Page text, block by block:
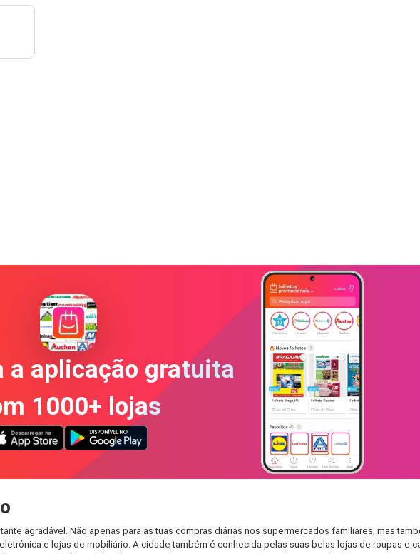
a aplicação gratuita
1000+ lojas
agradável. Não apenas para as tuas compras diárias nos supermercados familiares, mas
e lojas de mobiliário. A cidade também é conhecida pelas suas belas lojas de roupas e